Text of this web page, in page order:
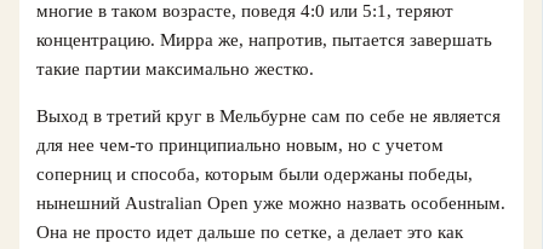
многие в таком возрасте, поведя 4:0 или 5:1, теряют
концентрацию. Мирра же, напротив, пытается завершать
такие партии максимально жестко.
Выход в третий круг в Мельбурне сам по себе не является
для нее чем-то принципиально новым, но с учетом
соперниц и способа, которым были одержаны победы,
нынешний Australian Open уже можно назвать особенным.
Она не просто идет дальше по сетке, а делает это как